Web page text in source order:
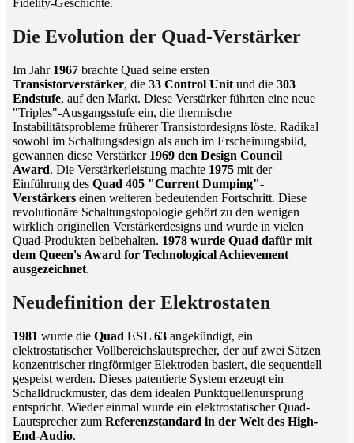
Fidelity-Geschichte.
Die Evolution der Quad-Verstärker
Im Jahr 1967 brachte Quad seine ersten
Transistorverstärker, die 33 Control Unit und die 303
Endstufe, auf den Markt. Diese Verstärker führten eine neue
"Triples"-Ausgangsstufe ein, die thermische
Instabilitätsprobleme früherer Transistordesigns löste. Radikal
sowohl im Schaltungsdesign als auch im Erscheinungsbild,
gewannen diese Verstärker 1969 den Design Council
Award. Die Verstärkerleistung machte 1975 mit der
Einführung des Quad 405 "Current Dumping"-
Verstärkers einen weiteren bedeutenden Fortschritt. Diese
revolutionäre Schaltungstopologie gehört zu den wenigen
wirklich originellen Verstärkerdesigns und wurde in vielen
Quad-Produkten beibehalten. 1978 wurde Quad dafür mit
dem Queen's Award for Technological Achievement
ausgezeichnet.
Neudefinition der Elektrostaten
1981 wurde die Quad ESL 63 angekündigt, ein
elektrostatischer Vollbereichslautsprecher, der auf zwei Sätzen
konzentrischer ringförmiger Elektroden basiert, die sequentiell
gespeist werden. Dieses patentierte System erzeugt ein
Schalldruckmuster, das dem idealen Punktquellenursprung
entspricht. Wieder einmal wurde ein elektrostatischer Quad-
Lautsprecher zum Referenzstandard in der Welt des High-
End-Audio.